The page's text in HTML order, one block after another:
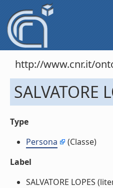
http://www.cnr.it/
SALVATORE
Type
Persona
(Classe)
Label
SALVATORE LOPES